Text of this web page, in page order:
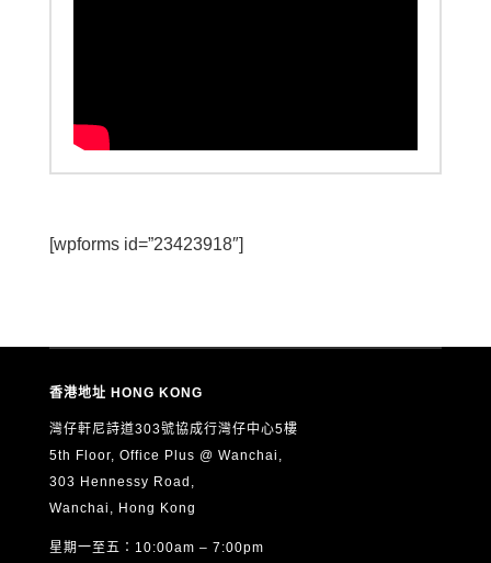
[wpforms id=”23423918″]
香港地址 HONG KONG
灣仔軒尼詩道303號協成行灣仔中心5樓
5th Floor, Office Plus @ Wanchai,
303 Hennessy Road,
Wanchai, Hong Kong
星期一至五：10:00am – 7:00pm